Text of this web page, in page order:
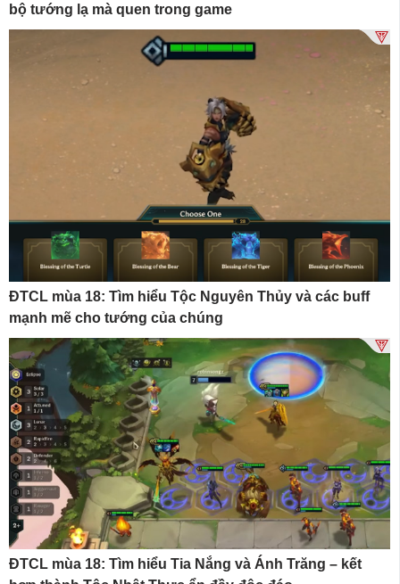
bộ tướng lạ mà quen trong game
ĐTCL mùa 18: Tìm hiểu Tộc Nguyên Thủy và các buff
mạnh mẽ cho tướng của chúng
ĐTCL mùa 18: Tìm hiểu Tia Nắng và Ánh Trăng – kết